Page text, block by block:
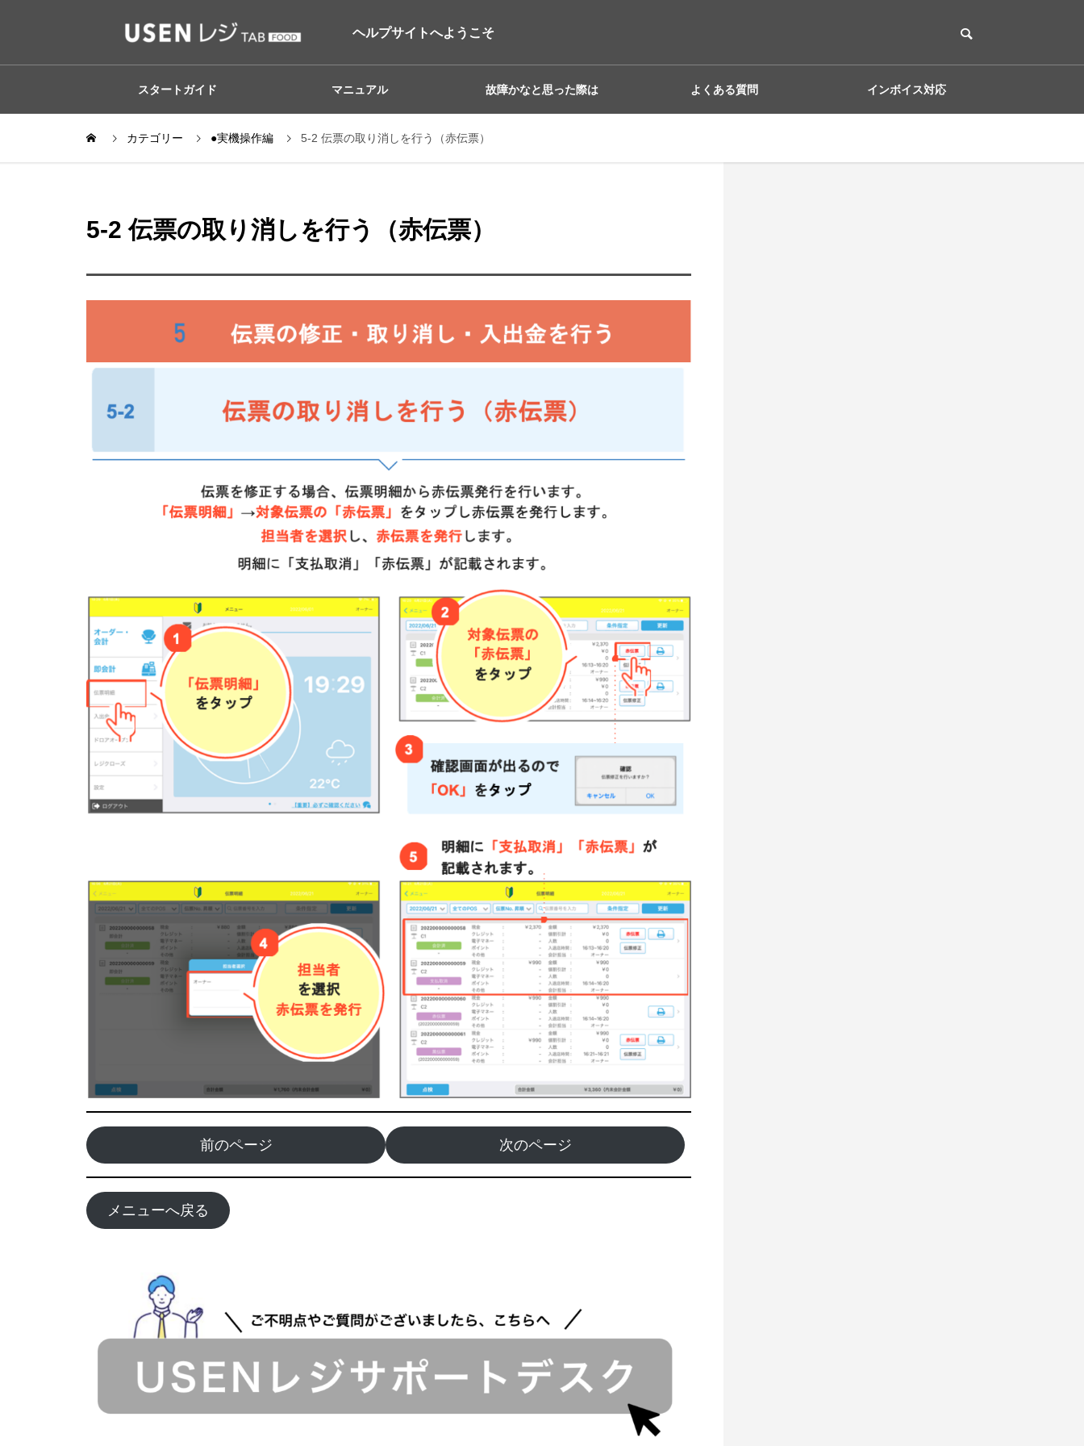
ヘルプサイトへようこそ
スタートガイド マニュアル 故障かなと思った際は よくある質問 インボイス対応
カテゴリー ●実機操作編 5-2 伝票の取り消しを行う（赤伝票）
5-2 伝票の取り消しを行う（赤伝票）
前のページ 次のページ
メニューへ戻る